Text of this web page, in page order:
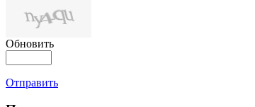
Обновить
Отправить